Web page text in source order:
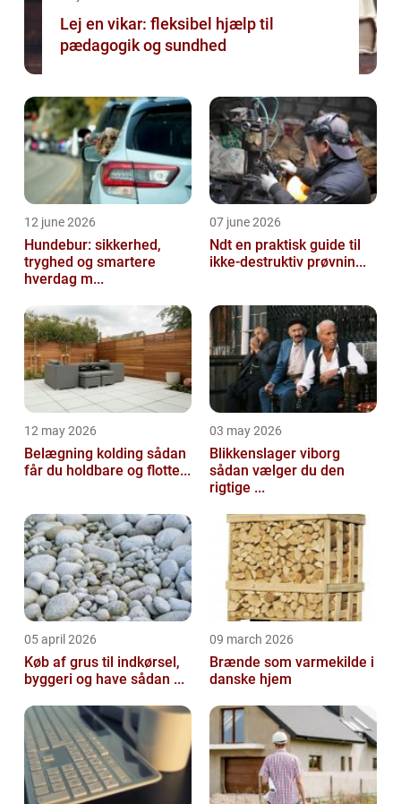
Lej en vikar: fleksibel hjælp til
pædagogik og sundhed
12 june 2026
Hundebur: sikkerhed,
tryghed og smartere
hverdag m...
07 june 2026
Ndt en praktisk guide til
ikke-destruktiv prøvnin...
12 may 2026
Belægning kolding sådan
får du holdbare og flotte...
03 may 2026
Blikkenslager viborg
sådan vælger du den
rigtige ...
05 april 2026
Køb af grus til indkørsel,
byggeri og have sådan ...
09 march 2026
Brænde som varmekilde i
danske hjem